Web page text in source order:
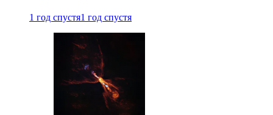
1 год спустя1 год спустя